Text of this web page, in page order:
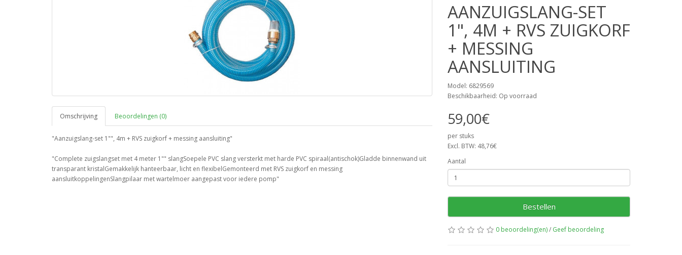
Omschrijving Beoordelingen (0)
"Aanzuigslang-set 1"", 4m + RVS zuigkorf + messing aansluiting"
"Complete zuigslangset met 4 meter 1"" slangSoepele PVC slang versterkt met harde PVC spiraal(antischok)Gladde binnenwand uit
transparant kristalGemakkelijk hanteerbaar, licht en flexibelGemonteerd met RVS zuigkorf en messing
aansluitkoppelingenSlangpilaar met wartelmoer aangepast voor iedere pomp"
AANZUIGSLANG-SET
1", 4M + RVS ZUIGKORF
+ MESSING
AANSLUITING
Model: 6829569
Beschikbaarheid: Op voorraad
59,00€
per stuks
Excl. BTW: 48,76€
Aantal
Bestellen
0 beoordeling(en)/ Geef beoordeling